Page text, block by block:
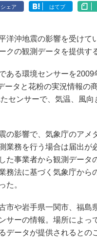
シェア はてブ
沖地震の影響を受けて
クの観測データを提供す
る環境センサーを2009
タと花粉の実況情報の
センサーで、気温、風向
影響で、気象庁のアメ
業務を行う場合は届出が
た事業者から観測データ
務法に基づく気象庁から
た。
市や岩手県一関市、福島
サーの情報。場所によっ
データが提供されるとの